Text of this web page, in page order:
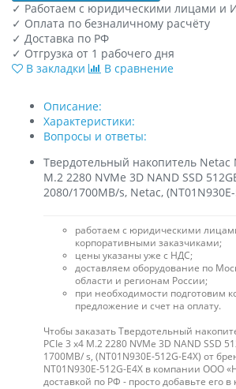
✓ Работаем с юридическими лицами и
✓ Оплата по безналичному расчёту
✓ Доставка по РФ
✓ Отгрузка от 1 рабочего дня
В закладки
В сравнение
Описание:
Характеристики:
Вопросы и ответы:
Твердотельный накопитель Netac
M.2 2280 NVMe 3D NAND SSD
2080/1700MB/s, Netac, (NT01N930E-
работаем с юридическими
корпоративными заказчиками;
цены указаны уже с НДС;
доставляем оборудование по
области и регионам России;
при необходимости подготовим
предложение и счет на оплату.
Чтобы заказать Твердотельный
PCIe 3 x4 M.2 2280 NVMe 3D NAND SSD
1700MB/ s, (NT01N930E-512G-E4X) от
NT01N930E-512G-E4X в компании ООО
доставкой по РФ - просто добавьте его